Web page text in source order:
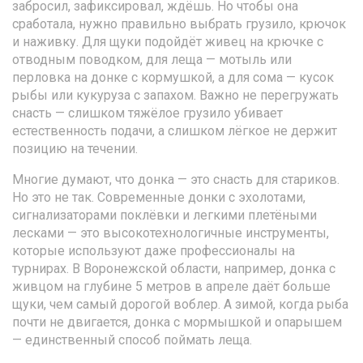
забросил, зафиксировал, ждёшь. Но чтобы она
сработала, нужно правильно выбрать грузило, крючок
и наживку. Для щуки подойдёт живец на крючке с
отводным поводком, для леща — мотыль или
перловка на донке с кормушкой, а для сома — кусок
рыбы или кукуруза с запахом. Важно не перегружать
снасть — слишком тяжёлое грузило убивает
естественность подачи, а слишком лёгкое не держит
позицию на течении.
Многие думают, что донка — это снасть для стариков.
Но это не так. Современные донки с эхолотами,
сигнализаторами поклёвки и легкими плетёными
лесками — это высокотехнологичные инструменты,
которые используют даже профессионалы на
турнирах. В Воронежской области, например, донка с
живцом на глубине 5 метров в апреле даёт больше
щуки, чем самый дорогой воблер. А зимой, когда рыба
почти не двигается, донка с мормышкой и опарышем
— единственный способ поймать леща.